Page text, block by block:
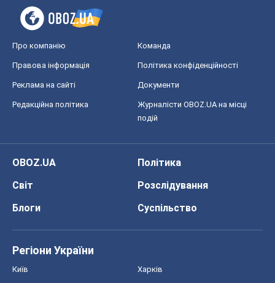
Про компанію Команда
Правова інформація Політика конфіденційності
Реклама на сайті Документи
Редакційна політика
Журналісти OBOZ.UA на місці
подій
OBOZ.UA
Політика
Світ
Розслідування
Блоги
Суспільство
Регіони України
Київ Харків